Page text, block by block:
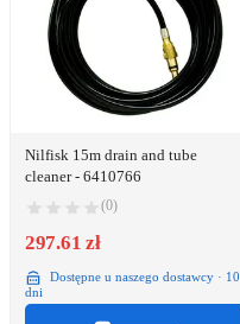
Nilfisk 15m drain and tube
cleaner - 6410766
(0)
297.61 zł
Dostępne u naszego dostawcy · 10
dni